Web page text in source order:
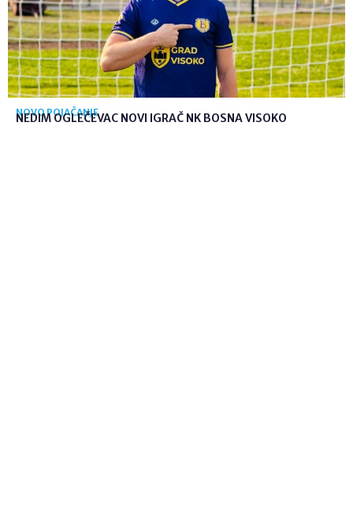
NOVO POJAČANJE
NEDIM OGLEČEVAC NOVI IGRAČ NK BOSNA VISOKO